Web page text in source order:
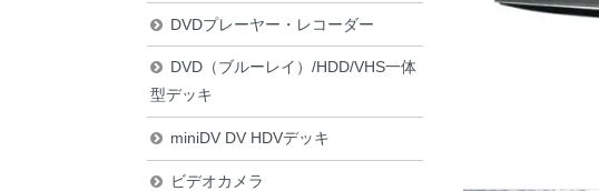
DVDプレーヤー・レコーダー
DVD（ブルーレイ）/HDD/VHS一体
型デッキ
miniDV DV HDVデッキ
ビデオカメラ